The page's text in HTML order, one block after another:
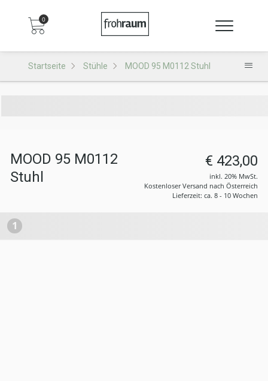
0
Startseite Stühle MOOD 95 M0112 Stuhl
MOOD 95 M0112
Stuhl
€ 423,00
inkl. 20% MwSt.
Kostenloser Versand nach Österreich
Lieferzeit: ca. 8 - 10 Wochen
1